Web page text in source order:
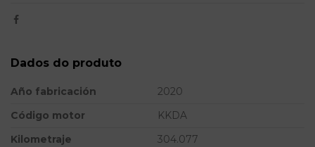
Dados do produto
Año fabricación
2020
Código motor
KKDA
Kilometraje
304.077